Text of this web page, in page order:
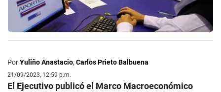
PorYuliño Anastacio, Carlos Prieto Balbuena
21/09/2023, 12:59 p.m.
El Ejecutivo publicó el Marco Macroeconómico